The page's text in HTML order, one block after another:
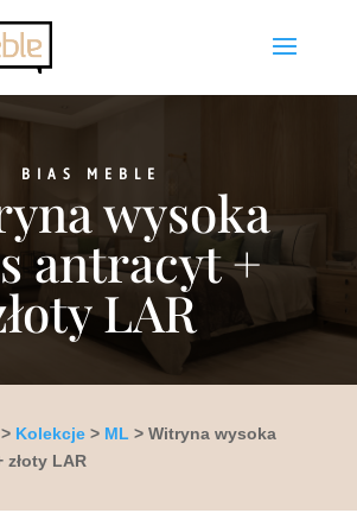
BIAS MEBLE
wysoka
antracyt +
LAR
Kolekcje> ML > Witryna wysoka
złoty LAR